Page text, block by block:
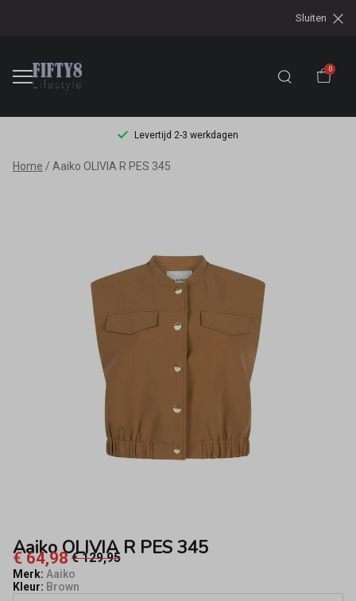
Sluiten
0
Levertijd 2-3 werkdagen
Aaiko
Home Aaiko OLIVIA R PES 345
Aaiko OLIVIA R PES 345
€ 64,98 € 129,95
Merk: Aaiko
Kleur: Brown